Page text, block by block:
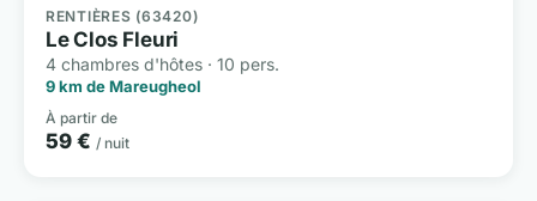
RENTIÈRES (63420)
Le Clos Fleuri
4 chambres d'hôtes · 10 pers.
9 km de Mareugheol
À partir de
59 € / nuit